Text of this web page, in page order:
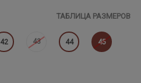
ТАБЛИЦА РАЗМЕРОВ
42 43 44 45